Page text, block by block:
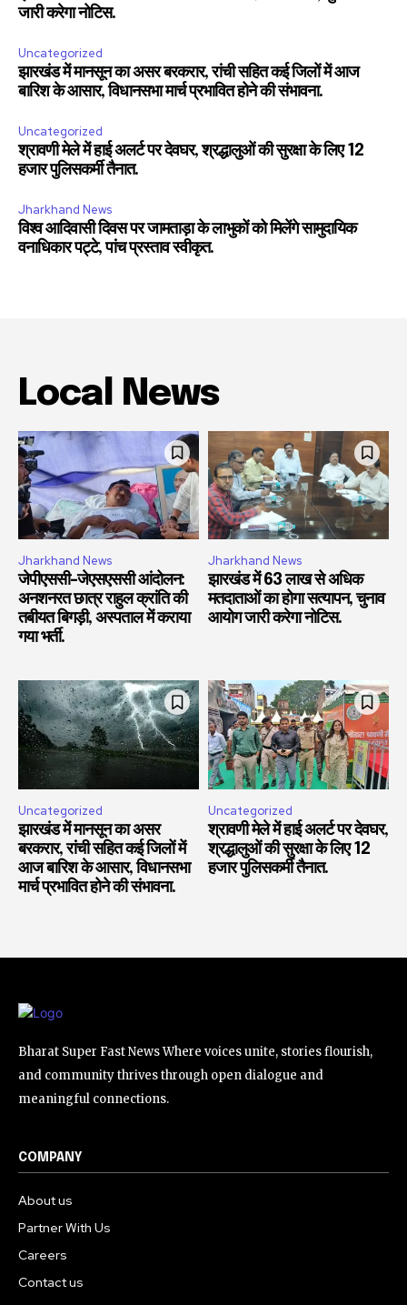
जारी करेगा नोटिस.
Uncategorized
झारखंड में मानसून का असर बरकरार, रांची सहित कई जिलों में आज
बारिश के आसार, विधानसभा मार्च प्रभावित होने की संभावना.
Uncategorized
श्रावणी मेले में हाई अलर्ट पर देवघर, श्रद्धालुओं की सुरक्षा के लिए 12
हजार पुलिसकर्मी तैनात.
Jharkhand News
विश्व आदिवासी दिवस पर जामताड़ा के लाभुकों को मिलेंगे सामुदायिक
वनाधिकार पट्टे, पांच प्रस्ताव स्वीकृत.
Local News
Jharkhand News
जेपीएससी-जेएसएससी आंदोलन:
अनशनरत छात्र राहुल क्रांति की
तबीयत बिगड़ी, अस्पताल में कराया
गया भर्ती.
Jharkhand News
झारखंड में 63 लाख से अधिक
मतदाताओं का होगा सत्यापन, चुनाव
आयोग जारी करेगा नोटिस.
Uncategorized
झारखंड में मानसून का असर
बरकरार, रांची सहित कई जिलों में
आज बारिश के आसार, विधानसभा
मार्च प्रभावित होने की संभावना.
Uncategorized
श्रावणी मेले में हाई अलर्ट पर देवघर,
श्रद्धालुओं की सुरक्षा के लिए 12
हजार पुलिसकर्मी तैनात.
Bharat Super Fast News Where voices unite, stories flourish,
and community thrives through open dialogue and
meaningful connections.
COMPANY
About us
Partner With Us
Careers
Contact us